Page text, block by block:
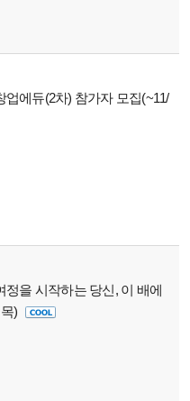
업에듀(2차) 참가자 모집(~11/
정을 시작하는 당신, 이 배에
)